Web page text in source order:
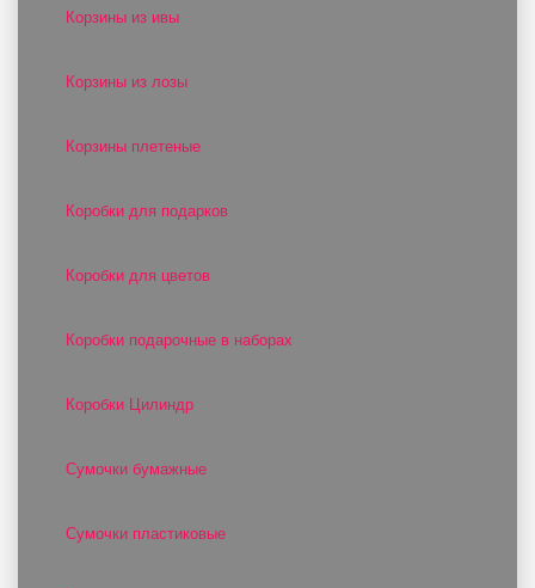
Корзины из ивы
Корзины из лозы
Корзины плетеные
Коробки для подарков
Коробки для цветов
Коробки подарочные в наборах
Коробки Цилиндр
Сумочки бумажные
Сумочки пластиковые